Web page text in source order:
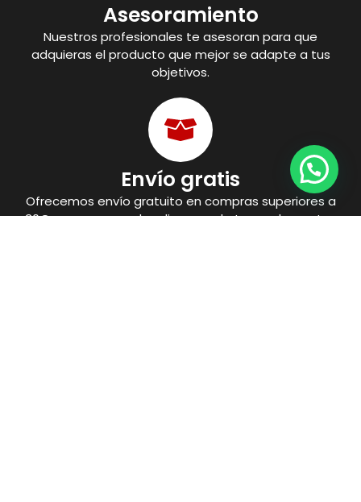
Asesoramiento
Nuestros profesionales te asesoran para que
adquieras el producto que mejor se adapte a tus
objetivos.
Envío gratis
Ofrecemos envío gratuito en compras superiores a
30€ para que puedas disponer de tus suplementos